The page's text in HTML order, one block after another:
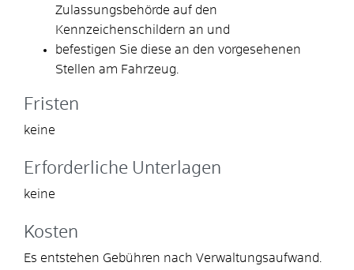
Zulassungsbehörde auf den
Kennzeichenschildern an und
befestigen Sie diese an den vorgesehenen
Stellen am Fahrzeug.
Fristen
keine
Erforderliche Unterlagen
keine
Kosten
Es entstehen Gebühren nach Verwaltungsaufwand.